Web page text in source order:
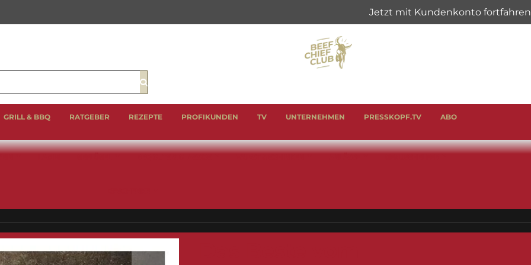
Suche
GRILL & BBQ RATGEBER REZEPTE PROFIKUNDEN TV UNTERNEHMEN PRESSKOPF.TV ABO